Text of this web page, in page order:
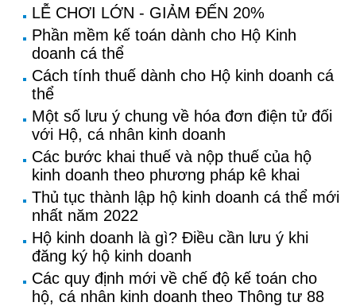
LỄ CHƠI LỚN - GIẢM ĐẾN 20%
Phần mềm kế toán dành cho Hộ Kinh
doanh cá thể
Cách tính thuế dành cho Hộ kinh doanh cá
thể
Một số lưu ý chung về hóa đơn điện tử đối
với Hộ, cá nhân kinh doanh
Các bước khai thuế và nộp thuế của hộ
kinh doanh theo phương pháp kê khai
Thủ tục thành lập hộ kinh doanh cá thể mới
nhất năm 2022
Hộ kinh doanh là gì? Điều cần lưu ý khi
đăng ký hộ kinh doanh
Các quy định mới về chế độ kế toán cho
hộ, cá nhân kinh doanh theo Thông tư 88